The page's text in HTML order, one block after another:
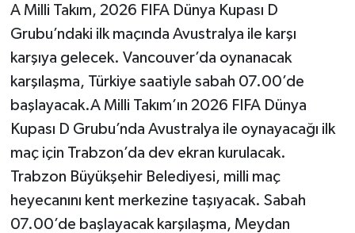
A Milli Takım, 2026 FIFA Dünya Kupası D
Grubu’ndaki ilk maçında Avustralya ile karşı
karşıya gelecek. Vancouver’da oynanacak
karşılaşma, Türkiye saatiyle sabah 07.00’de
başlayacak.A Milli Takım’ın 2026 FIFA Dünya
Kupası D Grubu’nda Avustralya ile oynayacağı ilk
maç için Trabzon’da dev ekran kurulacak.
Trabzon Büyükşehir Belediyesi, milli maç
heyecanını kent merkezine taşıyacak. Sabah
07.00’de başlayacak karşılaşma, Meydan